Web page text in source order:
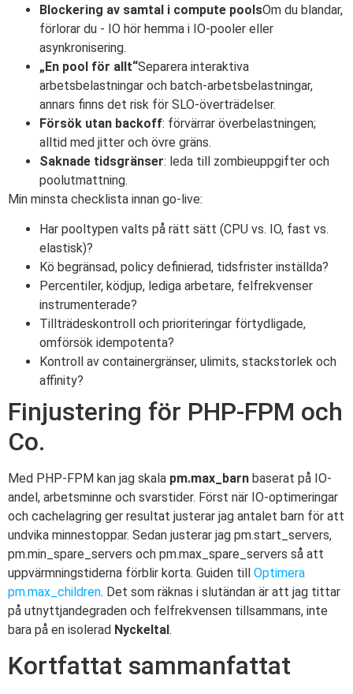
Blockering av samtal i compute poolsOm du blandar,
förlorar du - IO hör hemma i IO-pooler eller
asynkronisering.
„En pool för allt“Separera interaktiva
arbetsbelastningar och batch-arbetsbelastningar,
annars finns det risk för SLO-överträdelser.
Försök utan backoff: förvärrar överbelastningen;
alltid med jitter och övre gräns.
Saknade tidsgränser: leda till zombieuppgifter och
poolutmattning.
Min minsta checklista innan go-live:
Har pooltypen valts på rätt sätt (CPU vs. IO, fast vs.
elastisk)?
Kö begränsad, policy definierad, tidsfrister inställda?
Percentiler, ködjup, lediga arbetare, felfrekvenser
instrumenterade?
Tillträdeskontroll och prioriteringar förtydligade,
omförsök idempotenta?
Kontroll av containergränser, ulimits, stackstorlek och
affinity?
Finjustering för PHP-FPM och
Co.
Med PHP-FPM kan jag skala pm.max_barn baserat på IO-
andel, arbetsminne och svarstider. Först när IO-optimeringar
och cachelagring ger resultat justerar jag antalet barn för att
undvika minnestoppar. Sedan justerar jag pm.start_servers,
pm.min_spare_servers och pm.max_spare_servers så att
uppvärmningstiderna förblir korta. Guiden till Optimera
pm.max_children. Det som räknas i slutändan är att jag tittar
på utnyttjandegraden och felfrekvensen tillsammans, inte
bara på en isolerad Nyckeltal.
Kortfattat sammanfattat